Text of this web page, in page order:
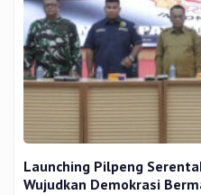
Launching Pilpeng
Wujudkan Demokrasi